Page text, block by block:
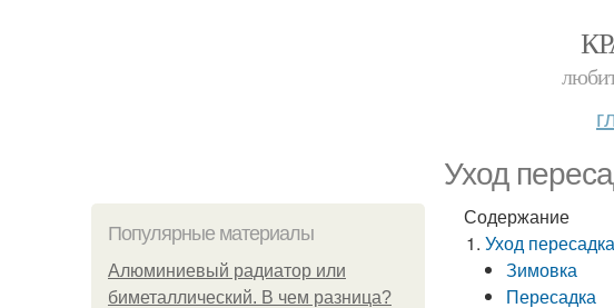
Уход
Популярные материалы
Алюминиевый радиатор или
биметаллический. В чем разница?
Содержание
Уход
Зимовка
Пересадка